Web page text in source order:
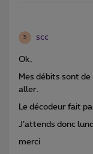
S scc
Ok,
Mes débits sont
aller.
Le décodeur fait
J’attends donc
merci